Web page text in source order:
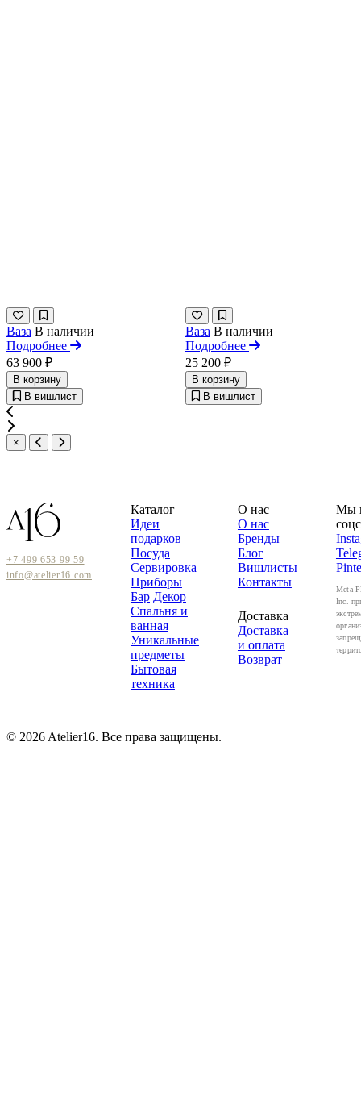
Ваза В наличии
Подробнее
63 900 ₽
В корзину
В вишлист
Ваза В наличии
Подробнее
25 200 ₽
В корзину
В вишлист
×
+7 499 653 99 59
info@atelier16.com
Каталог
Идеи
подарков
Посуда
Сервировка
Приборы
Бар Декор
Спальня и
ванная
Уникальные
предметы
Бытовая
техника
О нас
О нас
Бренды
Блог
Вишлисты
Контакты
Доставка
Доставка
и оплата
Возврат
Мы
Meta
Inc.
© 2026 Atelier16. Все права защищены.